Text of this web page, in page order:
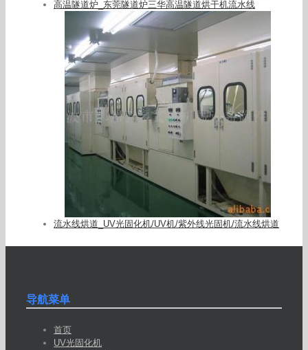
高温隧道炉_东莞隧道炉三华高温隧道烘干机流水线
流水线烘道_UV光固化机/UV机/紫外线光固机/流水线烘道
导航菜单
首页
UV光固化机